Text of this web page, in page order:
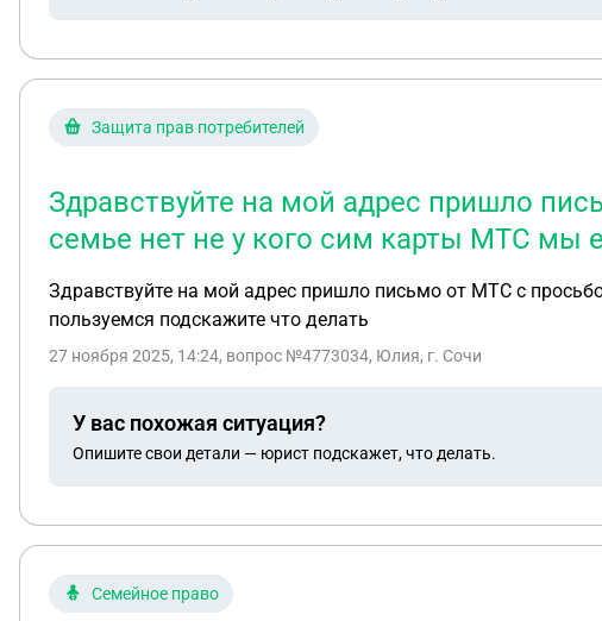
Защита прав потребителей
Здравствуйте на мой адрес пришло
семье нет не у кого сим карты МТС мы
Здравствуйте на мой адрес пришло письмо от МТС с
пользуемся подскажите что делать
27 ноября 2025, 14:24, вопрос №4773034, Юлия, г. Сочи
У вас похожая ситуация?
Опишите свои детали — юрист подскажет, что делать.
Семейное право